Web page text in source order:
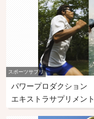
スポーツサプリ
パワープロダクション
エキストラサプリメント